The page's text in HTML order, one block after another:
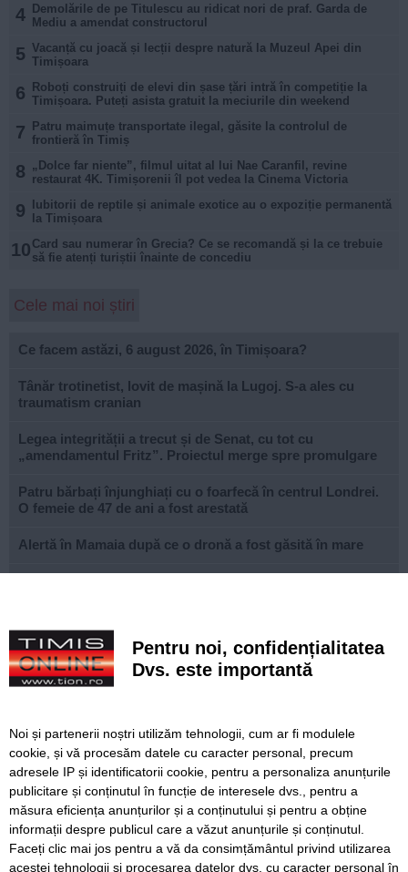
4
Demolările de pe Titulescu au ridicat nori de praf. Garda de
Mediu a amendat constructorul
5 Vacanță cu joacă și lecții despre natură la Muzeul Apei din
Timișoara
6
Roboți construiți de elevi din șase țări intră în competiție la
Timișoara. Puteți asista gratuit la meciurile din weekend
7
Patru maimuțe transportate ilegal, găsite la controlul de
frontieră în Timiș
8 „Dolce far niente”, filmul uitat al lui Nae Caranfil, revine
restaurat 4K. Timișorenii îl pot vedea la Cinema Victoria
9
Iubitorii de reptile și animale exotice au o expoziție permanentă
la Timișoara
10 Card sau numerar în Grecia? Ce se recomandă și la ce trebuie
să fie atenți turiștii înainte de concediu
Cele mai noi știri
Ce facem astăzi, 6 august 2026, în Timișoara?
Tânăr trotinetist, lovit de mașină la Lugoj. S-a ales cu
traumatism cranian
Legea integrității a trecut și de Senat, cu tot cu
„amendamentul Fritz”. Proiectul merge spre promulgare
Patru bărbați înjunghiați cu o foarfecă în centrul Londrei.
O femeie de 47 de ani a fost arestată
Alertă în Mamaia după ce o dronă a fost găsită în mare
Canicula continuă în Timiș. Direcția de Asistență Socială
distribuie apă și alimente persoanelor vulnerabile
PSD îl amenință, de la București, pe prefectul de Timiș,
Un copil din Hunedoara, amenințat cu un cutter de tatăl
său
Atenție la mesajele SMS false privind plata parcării
Pentru noi, confidențialitatea
Dvs. este importantă
Noi și partenerii noștri utilizăm tehnologii, cum ar fi modulele
cookie, și vă procesăm datele cu caracter personal, precum
adresele IP și identificatorii cookie, pentru a personaliza anunțurile
publicitare și conținutul în funcție de interesele dvs., pentru a
măsura eficiența anunțurilor și a conținutului și pentru a obține
informații despre publicul care a văzut anunțurile și conținutul.
Faceți clic mai jos pentru a vă da consimțământul privind utilizarea
acestei tehnologii și procesarea datelor dvs. cu caracter personal în